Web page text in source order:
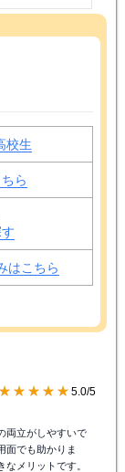
校生
ら
はこちら
★★★★★ 5.0/5
両立がしやすいで
面でも助かりま
メリットです。